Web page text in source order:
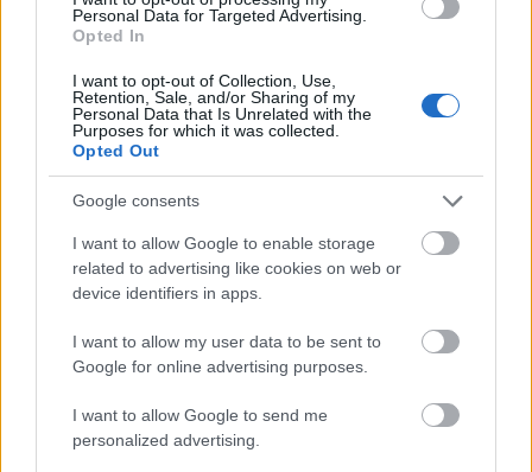
Personal Data for Targeted Advertising.
Opted In
I want to opt-out of Collection, Use,
Retention, Sale, and/or Sharing of my
Personal Data that Is Unrelated with the
Purposes for which it was collected.
Opted Out
Google consents
I want to allow Google to enable storage
related to advertising like cookies on web or
device identifiers in apps.
I want to allow my user data to be sent to
Google for online advertising purposes.
I want to allow Google to send me
personalized advertising.
Díjak Képző
AZ EMBERSÉG ÜNNEPE